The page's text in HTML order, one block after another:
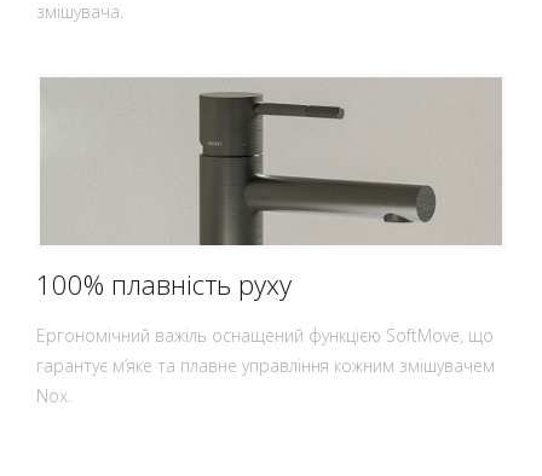
змішувача.
100% плавність руху
Ергономічний важіль оснащений функцією SoftMove, що
гарантує м’яке та плавне управління кожним змішувачем
Nox.